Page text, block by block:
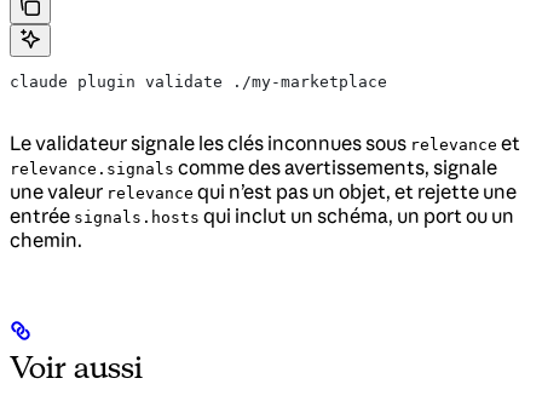
claude plugin validate ./my-marketplace
Le validateur signale les clés inconnues sous relevance et
relevance.signals comme des avertissements, signale
une valeur relevance qui n’est pas un objet, et rejette une
entrée signals.hosts qui inclut un schéma, un port ou un
chemin.
Voir aussi